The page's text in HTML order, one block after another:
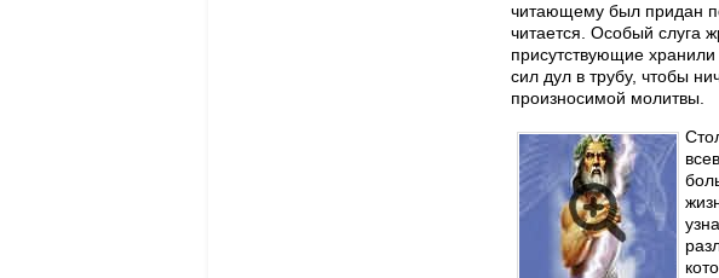
читающему был придан
читается. Особый слуга
присутствующие
сил дул в трубу, чтобы
произносимой молитвы.